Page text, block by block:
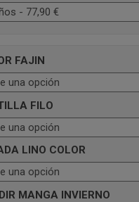
FAJIN
FILO
LINO COLOR
MANGA INVIERNO